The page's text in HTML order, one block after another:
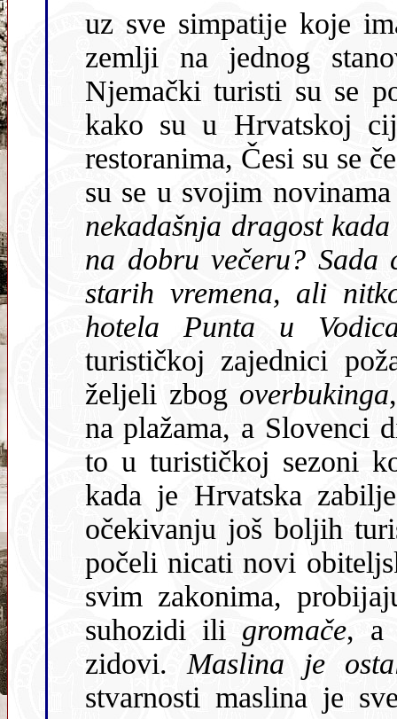
uz sve simpatĳe koje ima
zemlji na jednog
Njemački turisti su se požalili svojim turističkim agencĳama
kako su u Hrvatskoj cĳene jednake i u
restoranima, Česi su se često
su se u svojim
nekadašnja dragost
na dobru večeru? Sada će se do Jadrana doći brže nego za
starih vremena, ali nitko vam neće mahnuti
hotela Punta u
turističkoj zajednici
željeli zbog overbukinga
na plažama, a Slovenci divlja odlagališta smeća uz ceste. Sve
to u turističkoj sezoni koja je pomela sve rekorde, u godini
kada je Hrvatska zabilježila deset
očekivanju još boljih
počeli nicati novi
svim zakonima,
suhozidi ili gromače, a njihovo mjesto zauzimaju betonski
zidovi. Maslina je
stvarnosti maslina je